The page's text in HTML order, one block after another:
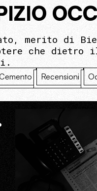
merito
che dietro il
Recensioni